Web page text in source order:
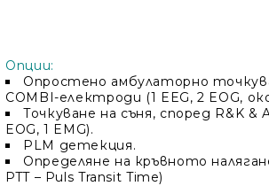
Опции:
Опростено амбулаторно
COMBI-електроди (1 EEG, 2 EOG,
Точкуване на съня, според R&K &
EOG, 1 EMG).
PLM детекция.
Определяне на кръвното
PTT – Puls Transit Time)